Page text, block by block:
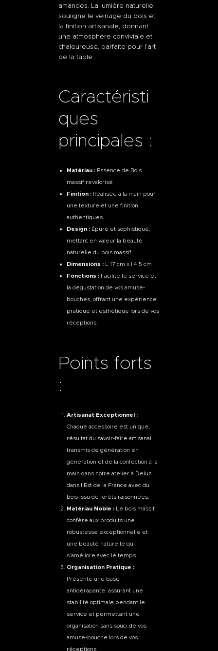
amandes. La lumière naturelle
souligne le veinage du bois et
la finition artisanale, donnant
une atmosphère conviviale et
chaleureuse, parfaite pour l’art
de la table.
Caractéristi
ques
principales :
Matériau : Essence de Bois
massif revalorisé
Finition : Réalisée à la main pour
une texture et une finition
authentiques
Design : Épuré et sophistiqué,
mettant en valeur la beauté
naturelle du bois massif
Dimensions : L 17 cm x l 4.5 cm
Fonctions : Facilite le service et
la dégustation de vos amuse-
bouches, offrant une expérience
pratique et esthétique lors de vos
réceptions.
Points forts
:
Artisanat Exceptionnel :
Chaque accessoire est unique,
résultat du savoir-faire artisanal
transmis de génération en
génération et de la confection à la
main dans notre atelier à Deluz,
dans l’Est de la France avec du
bois issu de forêts raisonnées.
Matériau Noble : Le bois massif
confère aux produits une
robustesse exceptionnelle et
une beauté naturelle qui
s’améliore avec le temps.
Organisation Pratique :
Présente une base
antidérapante, assurant une
stabilité optimale pendant le
service et permettant une
organisation sans souci de vos
amuse-bouche lors de vos
réceptions.